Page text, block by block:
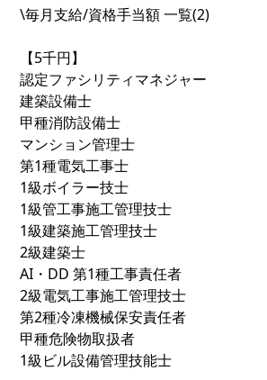
\毎月支給/資格手当額 一覧(2)
【5千円】
認定ファシリティマネジャー
建築設備士
甲種消防設備士
マンション管理士
第1種電気工事士
1級ボイラー技士
1級管工事施工管理技士
1級建築施工管理技士
2級建築士
AI・DD 第1種工事責任者
2級電気工事施工管理技士
第2種冷凍機械保安責任者
甲種危険物取扱者
1級ビル設備管理技能士